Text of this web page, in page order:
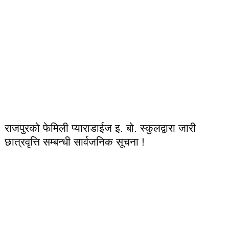
राजपुरको फेमिली प्याराडाईज इ. बो. स्कुलद्वारा जारी
छात्रवृत्ति सम्बन्धी सार्वजनिक सूचना !